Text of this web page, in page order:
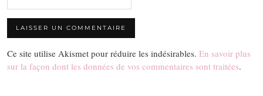
Ce site utilise Akismet pour réduire les indésirables. En savoir plus
sur la façon dont les données de vos commentaires sont traitées.